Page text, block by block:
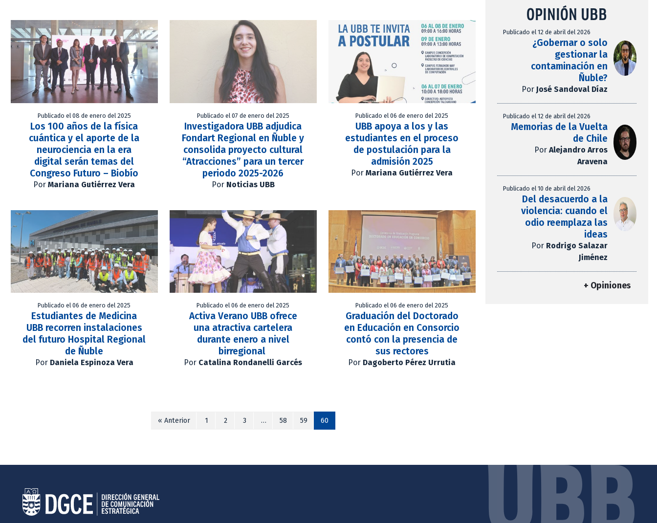
Publicado el 08 de enero del 2025
Los 100 años de la física
cuántica y el aporte de la
neurociencia en la era
digital serán temas del
Congreso Futuro – Biobío
PorMariana Gutiérrez Vera
Publicado el 07 de enero del 2025
Investigadora UBB adjudica
Fondart Regional en Ñuble y
consolida proyecto cultural
“Atracciones” para un tercer
periodo 2025-2026
Por Noticias UBB
Publicado el 06 de enero del 2025
UBB apoya a los y las
estudiantes en el proceso
de postulación para la
admisión 2025
PorMariana Gutiérrez Vera
Publicado el 06 de enero del 2025
Estudiantes de Medicina
UBB recorren instalaciones
del futuro Hospital Regional
de Ñuble
Por Daniela Espinoza Vera
Publicado el 06 de enero del 2025
Activa Verano UBB ofrece
una atractiva cartelera
durante enero a nivel
birregional
Por Catalina Rondanelli Garcés
Publicado el 06 de enero del 2025
Graduación del Doctorado
en Educación en Consorcio
contó con la presencia de
sus rectores
Por Dagoberto Pérez Urrutia
« Anterior 1 2 3 … 58 59 60
OPINIÓN UBB
Publicado el 12 de abril del 2026
¿Gobernar o solo
gestionar la
contaminación en
Ñuble?
Por José Sandoval Díaz
Publicado el 12 de abril del 2026
Memorias de la Vuelta
de Chile
Por Alejandro Arros
Aravena
Publicado el 10 de abril del 2026
Del desacuerdo a la
violencia: cuando el
odio reemplaza las
ideas
Por Rodrigo Salazar
Jiménez
+ Opiniones